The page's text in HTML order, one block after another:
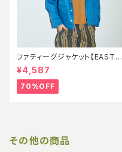
ファティーグジャケット【EAST E
ND HIGHLANDERS】EEH SS
Fatigue Jacket
¥4,587
70%OFF
その他の商品